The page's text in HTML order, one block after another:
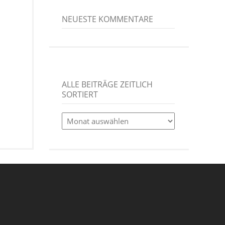
NEUESTE KOMMENTARE
ALLE BEITRÄGE ZEITLICH
SORTIERT
alle
Beiträge
zeitlich
sortiert